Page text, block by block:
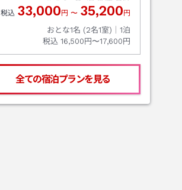
税込 33,000 円 〜 35,200 円
おとな1名 (2名1室)｜ 1泊
税込 16,500円〜17,600円
全ての宿泊プランを見る